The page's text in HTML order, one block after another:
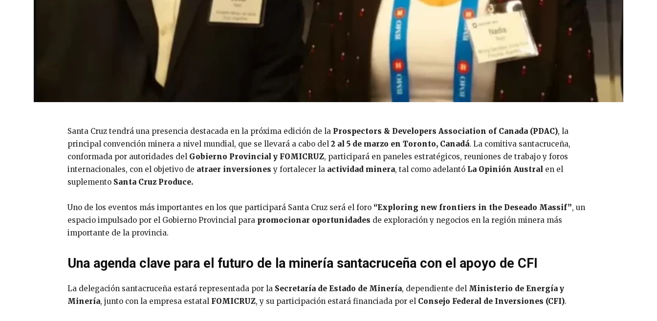
Santa Cruz tendrá una presencia destacada en la próxima edición de la Prospectors & Developers Association of Canada (PDAC), la
principal convención minera a nivel mundial, que se llevará a cabo del 2 al 5 de marzo en Toronto, Canadá. La comitiva santacruceña,
conformada por autoridades del Gobierno Provincial y FOMICRUZ, participará en paneles estratégicos, reuniones de trabajo y foros
internacionales, con el objetivo de atraer inversionesy fortalecer la actividad minera, tal como adelantó La Opinión Austral en el
suplemento Santa Cruz Produce.
Uno de los eventos más importantes en los que participará Santa Cruz será el foro “Exploring new frontiers in the Deseado Massif”, un
espacio impulsado por el Gobierno Provincial para promocionar oportunidades de exploración y negocios en la región minera más
importante de la provincia.
Una agenda clave para el futuro de la minería santacruceña con el apoyo de CFI
La delegación santacruceña estará representada por la Secretaría de Estado de Minería, dependiente del Ministerio de Energía y
Minería, junto con la empresa estatal FOMICRUZ, y su participación estará financiada por el Consejo Federal de Inversiones (CFI).